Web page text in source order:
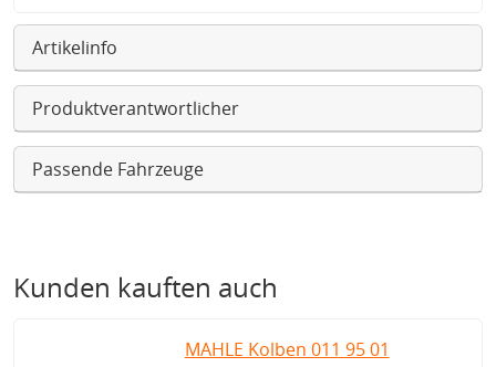
Artikelinfo
Produktverantwortlicher
Passende Fahrzeuge
Kunden kauften auch
MAHLE Kolben 011 95 01